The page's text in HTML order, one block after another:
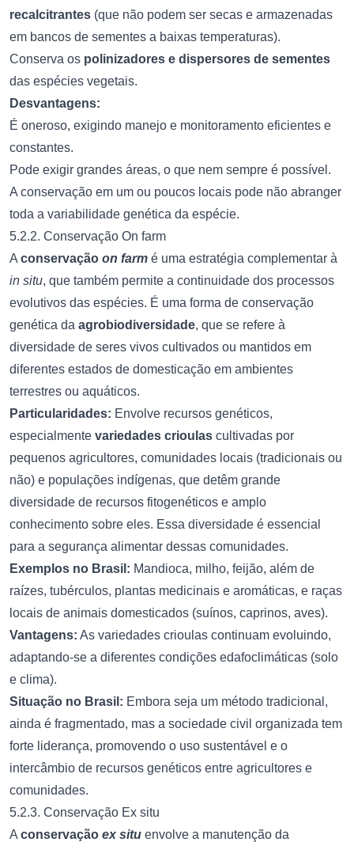
recalcitrantes (que não podem ser secas e armazenadas
em bancos de sementes a baixas temperaturas).
Conserva os polinizadores e dispersores de sementes
das espécies vegetais.
Desvantagens:
É oneroso, exigindo manejo e monitoramento eficientes e
constantes.
Pode exigir grandes áreas, o que nem sempre é possível.
A conservação em um ou poucos locais pode não abranger
toda a variabilidade genética da espécie.
5.2.2. Conservação On farm
A conservação on farm é uma estratégia complementar à
in situ, que também permite a continuidade dos processos
evolutivos das espécies. É uma forma de conservação
genética da agrobiodiversidade, que se refere à
diversidade de seres vivos cultivados ou mantidos em
diferentes estados de domesticação em ambientes
terrestres ou aquáticos.
Particularidades: Envolve recursos genéticos,
especialmente variedades crioulas cultivadas por
pequenos agricultores, comunidades locais (tradicionais ou
não) e populações indígenas, que detêm grande
diversidade de recursos fitogenéticos e amplo
conhecimento sobre eles. Essa diversidade é essencial
para a segurança alimentar dessas comunidades.
Exemplos no Brasil: Mandioca, milho, feijão, além de
raízes, tubérculos, plantas medicinais e aromáticas, e raças
locais de animais domesticados (suínos, caprinos, aves).
Vantagens: As variedades crioulas continuam evoluindo,
adaptando-se a diferentes condições edafoclimáticas (solo
e clima).
Situação no Brasil: Embora seja um método tradicional,
ainda é fragmentado, mas a sociedade civil organizada tem
forte liderança, promovendo o uso sustentável e o
intercâmbio de recursos genéticos entre agricultores e
comunidades.
5.2.3. Conservação Ex situ
A conservação ex situ envolve a manutenção da